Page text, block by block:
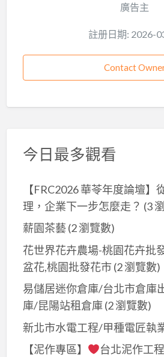
廣告主
註册日期: 2026-
Contact
今日最多觀看
【FRC2026 華苓年度論壇】
理，企業下一步怎麼走？ (3
薪園茶藝(2 瀏覽數)
花世界花卉農場-桃園花卉批
盆花,桃園批發花市(2 瀏覽數)
易儲居迷你倉庫/台北市倉庫
庫/昆陽站租倉庫(2 瀏覽數)
新北市水電工程/甲種電匠執
【泥作專區】
台北泥作工